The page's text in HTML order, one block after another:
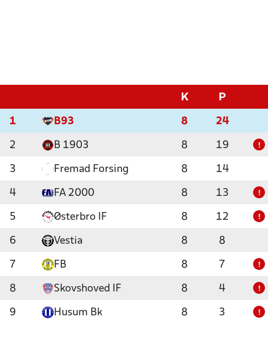
K P
1 B93 8 24
2 B 1903 8 19 !
3 Fremad Forsing 8 14
4 FA 2000 8 13 !
5 Østerbro IF 8 12 !
6 Vestia 8 8
7 FB 8 7 !
8 Skovshoved IF 8 4 !
9 Husum Bk 8 3 !